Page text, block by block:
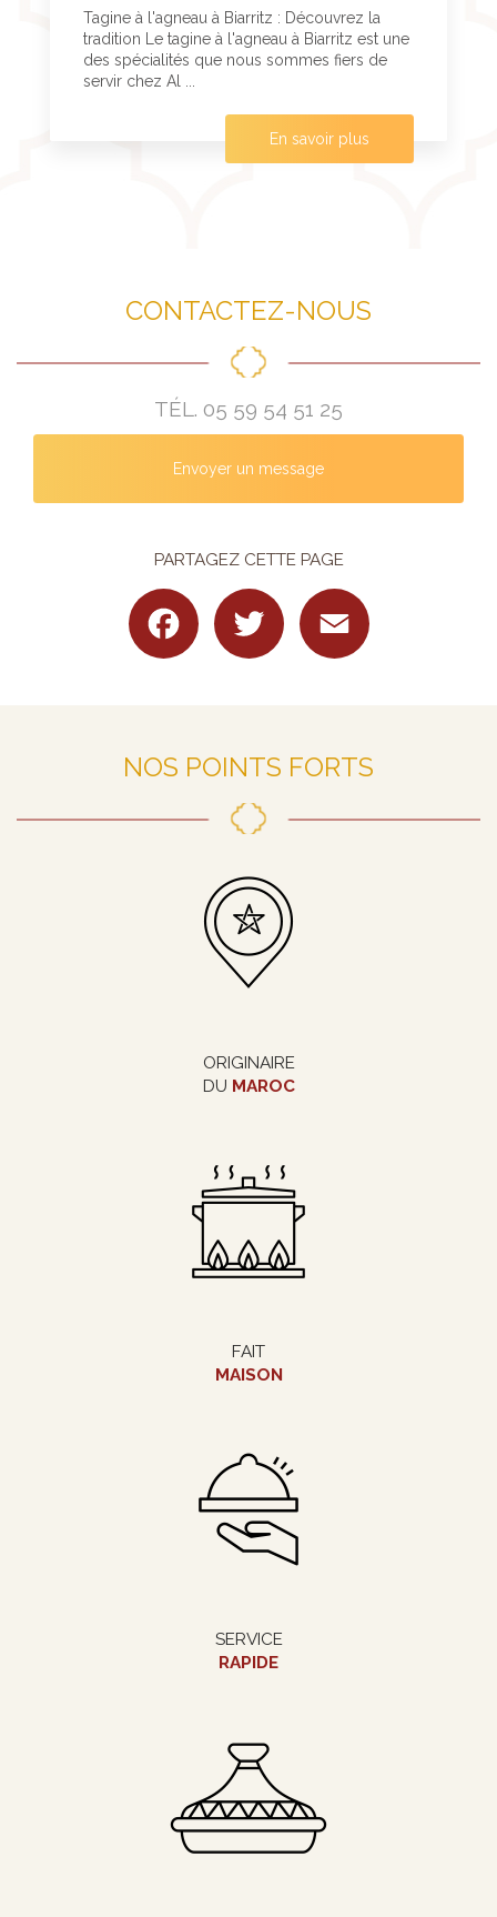
Tagine à l'agneau à Biarritz : Découvrez la
tradition Le tagine à l'agneau à Biarritz est une
des spécialités que nous sommes fiers de
servir chez Al ...
En savoir plus
CONTACTEZ-NOUS
TÉL. 05 59 54 51 25
Envoyer un message
PARTAGEZ CETTE PAGE
Facebook Twitter
NOS POINTS FORTS
ORIGINAIRE
DU MAROC
FAIT
MAISON
SERVICE
RAPIDE